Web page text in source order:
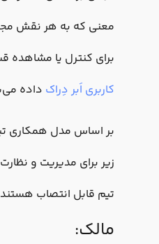
معنی که به هر نقش
برای کنترل یا
کاربری اَبر دِراک داده
بر اساس مدل همکاری
زیر برای مدیریت و
تیم قابل انتصاب
مالک: